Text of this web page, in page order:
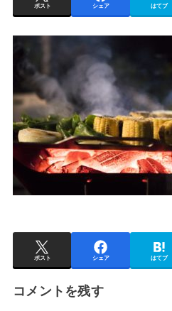
ポスト シェア はてブ
ポスト シェア はてブ
コメントを残す